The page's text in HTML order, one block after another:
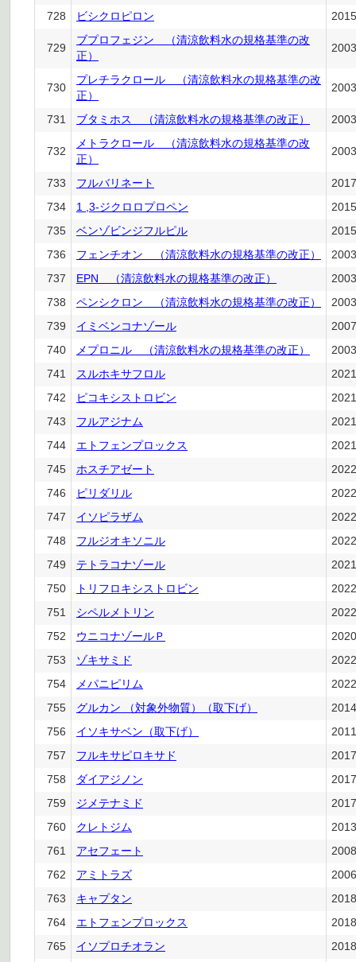
728
ビシクロピロン
729
ブプロフェジン （清涼飲料水の規格基準の改
正）
730
プレチラクロール （清涼飲料水の規格基準の改
正）
731 ブタミホス （清涼飲料水の規格基準の改正）
732
メトラクロール （清涼飲料水の規格基準の改
正）
733 フルバリネート
734
1 ,3-ジクロロプロペン
735
ベンゾビンジフルピル
736
フェンチオン （清涼飲料水の規格基準の改正）
737
EPN （清涼飲料水の規格基準の改正）
738
ペンシクロン （清涼飲料水の規格基準の改正）
739
イミベンコナゾール
740
メプロニル （清涼飲料水の規格基準の改正）
741
スルホキサフロル
742
ピコキシストロビン
743
フルアジナム
744
エトフェンプロックス
745
ホスチアゼート
746
ピリダリル
747
イソピラザム
748
フルジオキソニル
749
テトラコナゾール
750
トリフロキシストロビン
751
シペルメトリン
752
ウニコナゾールＰ
753
ゾキサミド
754
メパニピリム
755
グルカン （対象外物質）（取下げ）
756
イソキサベン（取下げ）
757
フルキサピロキサド
758
ダイアジノン
759
ジメテナミド
760
クレトジム
761
アセフェート
762
アミトラズ
763
キャプタン
764
エトフェンプロックス
765
イソプロチオラン